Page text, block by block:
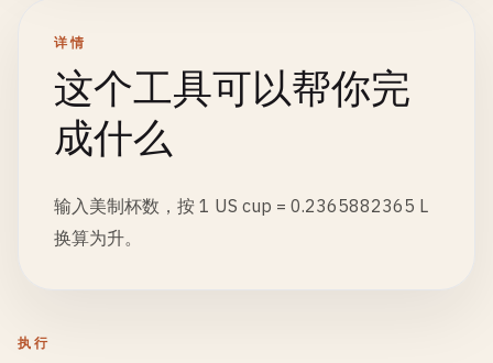
详情
这个工具可以帮你完
成什么
输入美制杯数，按 1 US cup = 0.2365882365 L
换算为升。
执行